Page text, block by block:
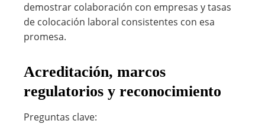
demostrar colaboración con empresas y tasas
de colocación laboral consistentes con esa
promesa.
Acreditación, marcos
regulatorios y reconocimiento
Preguntas clave: